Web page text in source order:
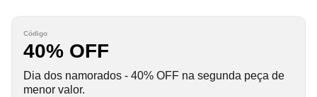
Código
40% OFF
Dia dos namorados - 40% OFF na segunda peça de
menor valor.